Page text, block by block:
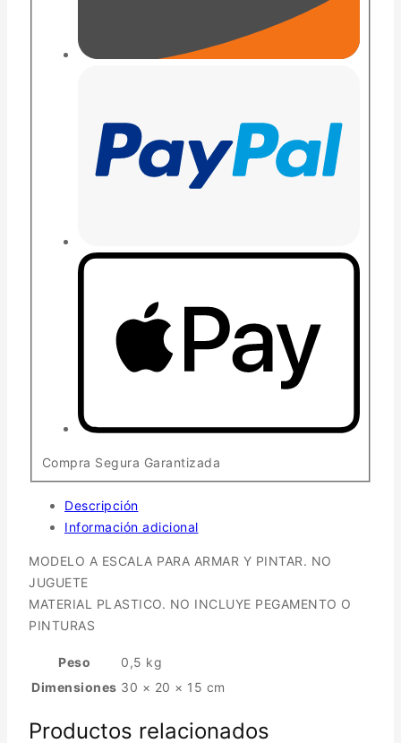
Compra Segura Garantizada
Descripción
Información adicional
MODELO A ESCALA PARA ARMAR Y PINTAR. NO
JUGUETE
MATERIAL PLASTICO. NO INCLUYE PEGAMENTO O
PINTURAS
Peso
0,5 kg
Dimensiones 30 × 20 × 15 cm
Productos relacionados